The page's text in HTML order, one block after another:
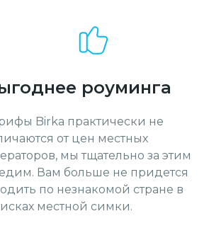
роуминга
Birka практически не
от цен местных
мы тщательно за этим
Вам больше не придется
по незнакомой стране в
местной симки.